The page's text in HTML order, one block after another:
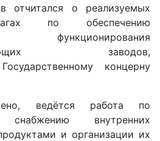
отчитался о реализуемых
по обеспечению
функционирования
заводов,
концерну
ведётся работа по
снабжению внутренних
и организации их